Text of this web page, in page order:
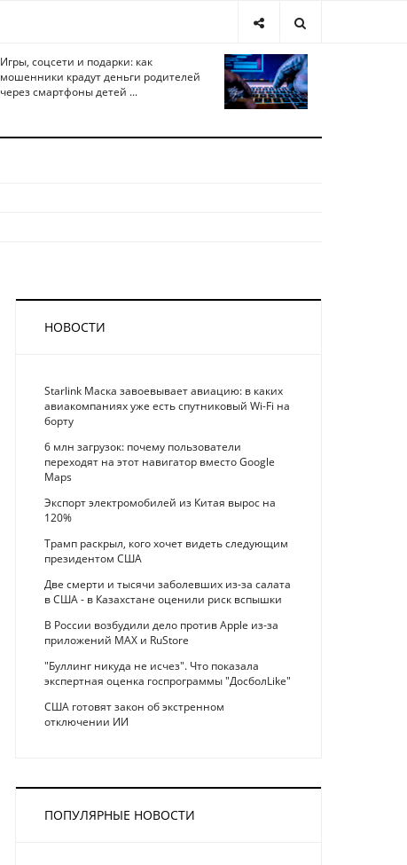
Игры, соцсети и подарки: как
мошенники крадут деньги родителей
через смартфоны детей ...
НОВОСТИ
Starlink Маска завоевывает авиацию: в каких
авиакомпаниях уже есть спутниковый Wi-Fi на
борту
6 млн загрузок: почему пользователи
переходят на этот навигатор вместо Google
Maps
Экспорт электромобилей из Китая вырос на
120%
Трамп раскрыл, кого хочет видеть следующим
президентом США
Две смерти и тысячи заболевших из-за салата
в США - в Казахстане оценили риск вспышки
В России возбудили дело против Apple из-за
приложений MAX и RuStore
"Буллинг никуда не исчез". Что показала
экспертная оценка госпрограммы "ДосболLike"
США готовят закон об экстренном
отключении ИИ
ПОПУЛЯРНЫЕ НОВОСТИ